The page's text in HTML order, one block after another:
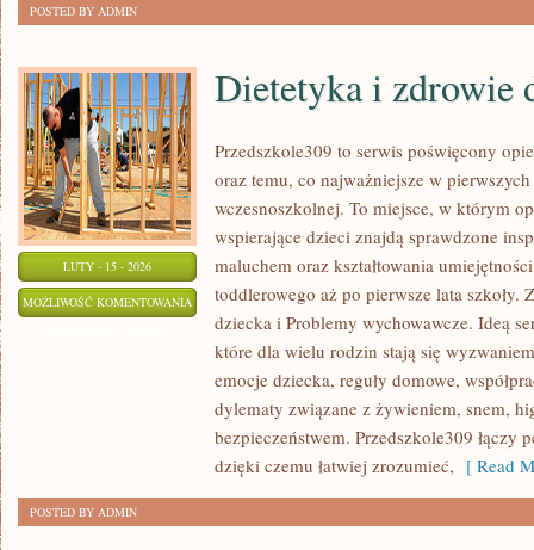
POSTED BY ADMIN
LUTY - 15 - 2026
MOŻLIWOŚĆ KOMENTOWANIA DIETETYKA
ZDROWIE
DZIECKA
Dietetyka i zdrowie
Przedszkole309 to serwis poświęcony
oraz temu, co najważniejsze w
wczesnoszkolnej. To miejsce, w którym
wspierające dzieci znajdą sprawdzone
maluchem oraz kształtowania
toddlerowego aż po pierwsze lata szkoły.
dziecka i Problemy wychowawcze. Ideą
które dla wielu rodzin stają się
emocje dziecka, reguły domowe,
dylematy związane z żywieniem, snem,
bezpieczeństwem. Przedszkole309 łączy
dzięki czemu łatwiej zrozumieć, [ Read
POSTED BY ADMIN